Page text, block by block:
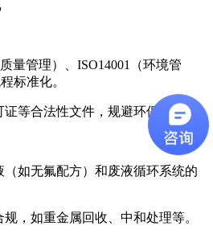
量管理）、ISO14001（环境管
标准化。
等合法性文件，规避环保风险。
如无氟配方）和废液循环系统的
，如重金属回收、中和处理等。